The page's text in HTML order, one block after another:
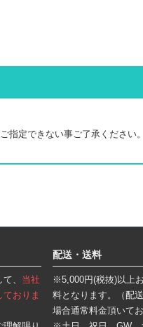
指定できない事ご了承ください。
、 当社
おりま
配送・送料
※5,000円(税抜)以上
料となります。（配
場合通常料金頂いてお